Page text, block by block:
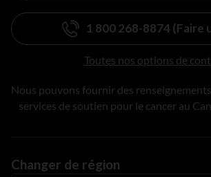
1 800 268-8874 (Faire
Toutes nos options de
Nous pouvons fournir des
services de soutien pour le cancer au
Changer de région